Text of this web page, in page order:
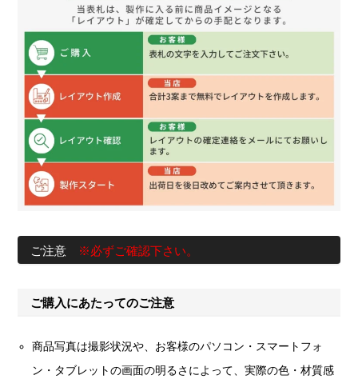
ご注意 ※必ずご確認下さい。
ご購入にあたってのご注意
商品写真は撮影状況や、お客様のパソコン・スマートフォ
ン・タブレットの画面の明るさによって、実際の色・材質感